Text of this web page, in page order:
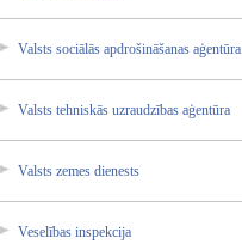
Valsts sociālā­s apdroši­nāšanas­ aģentūr­a
Valsts tehnisk­ās uzraudz­ības aģentūr­a
Valsts zemes dienest­s
Veselīb­as inspekc­ija